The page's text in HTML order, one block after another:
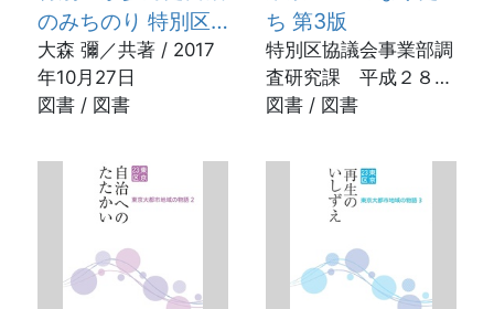
のみちのり 特別区
制度の70年を振り
返る
大森 彌／共著 / 2017
年10月27日
図書 / 図書
ち 第3版
特別区協議会事業部調
査研究課 平成２８年
度東京大都市地域の物
／編 / 2022年12月
図書 / 図書